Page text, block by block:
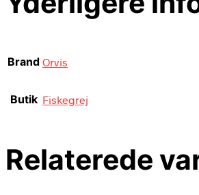
Brand Orvis
Butik Fiskegrej
Relaterede